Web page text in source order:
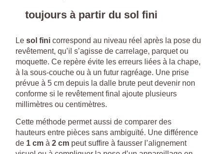
toujours à partir du sol fini
Le sol fini correspond au niveau réel après la pose du
revêtement, qu’il s’agisse de carrelage, parquet ou
moquette. Ce repère évite les erreurs liées à la chape,
à la sous-couche ou à un futur ragréage. Une prise
prévue à 5 cm depuis la dalle brute peut devenir non
conforme si le revêtement final ajoute plusieurs
millimètres ou centimètres.
Cette méthode permet aussi de comparer des
hauteurs entre pièces sans ambiguïté. Une différence
de 1 cm à 2 cm peut suffire à fausser l’alignement